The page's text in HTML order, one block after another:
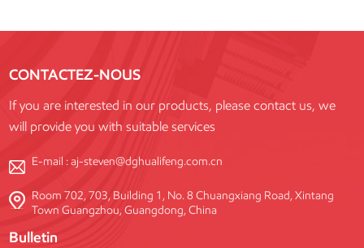
CONTACTEZ-NOUS
If you are interested in our products, please contact us, we
will provide you with suitable services
E-mail :aj-steven@dghualifeng.com.cn
Room 702, 703, Building 1, No. 8 Chuangxiang Road, Xintang
Town Guangzhou, Guangdong, China
Bulletin